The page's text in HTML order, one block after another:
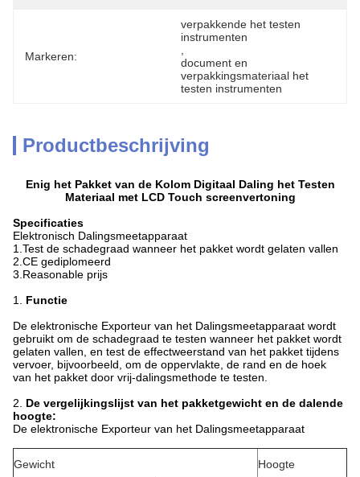
Markeren:
verpakkende het testen
instrumenten
document en
verpakkingsmateriaal het
testen instrumenten
Productbeschrijving
Enig het Pakket van de Kolom Digitaal Daling het Testen
Materiaal met LCD Touch screenvertoning
Specificaties
Elektronisch Dalingsmeetapparaat
1.Test de schadegraad wanneer het pakket wordt gelaten vallen
2.CE gediplomeerd
3.Reasonable prijs
1. Functie
De elektronische Exporteur van het Dalingsmeetapparaat wordt
gebruikt om de schadegraad te testen wanneer het pakket wordt
gelaten vallen, en test de effectweerstand van het pakket tijdens
vervoer, bijvoorbeeld, om de oppervlakte, de rand en de hoek
van het pakket door vrij-dalingsmethode te testen.
2. De vergelijkingslijst van het pakketgewicht en de dalende
hoogte:
De elektronische Exporteur van het Dalingsmeetapparaat
Gewicht Hoogte